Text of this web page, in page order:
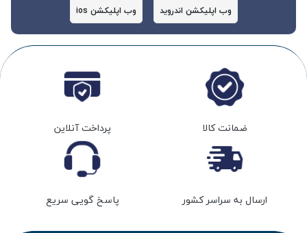
وب اپلیکشن اندروید وب اپلیکشن ios
ضمانت کالا پرداخت آنلاین
ارسال به سراسر کشور پاسخ گویی سریع